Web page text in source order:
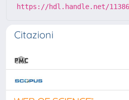
https://hdl.handle.net/11386/
Citazioni